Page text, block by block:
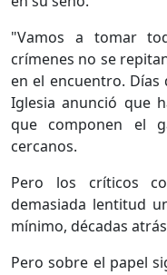
"Vamos a tomar
crímenes no se
en el encuentro. Días
Iglesia anunció que
que componen el
cercanos.
Pero los críticos
demasiada lentitud
mínimo, décadas
Pero sobre el papel